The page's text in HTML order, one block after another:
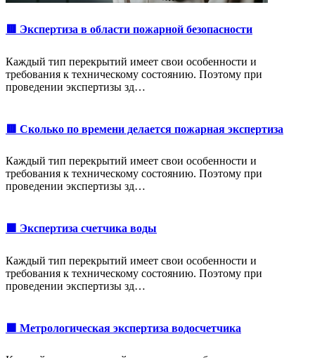
🟥 Экспертиза в области пожарной безопасности
Каждый тип перекрытий имеет свои особенности и
требования к техническому состоянию. Поэтому при
проведении экспертизы зд…
🟥 Сколько по времени делается пожарная экспертиза
Каждый тип перекрытий имеет свои особенности и
требования к техническому состоянию. Поэтому при
проведении экспертизы зд…
🟩 Экспертиза счетчика воды
Каждый тип перекрытий имеет свои особенности и
требования к техническому состоянию. Поэтому при
проведении экспертизы зд…
🟩 Метрологическая экспертиза водосчетчика